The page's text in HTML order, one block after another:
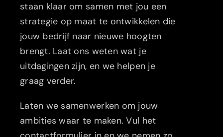
staan klaar om samen met jou een
strategie op maat te ontwikkelen die
jouw bedrijf naar nieuwe hoogten
brengt. Laat ons weten wat je
uitdagingen zijn, en we helpen je
graag verder.
Laten we samenwerken om jouw
ambities waar te maken. Vul het